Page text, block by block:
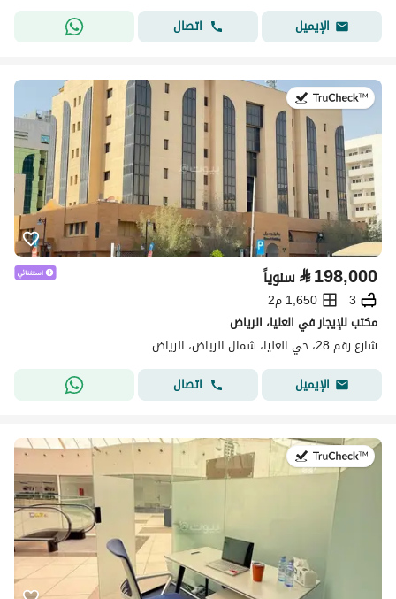
الإيميل
اتصال
في:13 يوليو 2026
⃁198,000 سنوياً
3
1,650 م2
مكتب للإيجار في العليا، الرياض
شارع رقم 28، حي العليا، شمال الرياض، الرياض
الإيميل
اتصال
في:14 يوليو 2026